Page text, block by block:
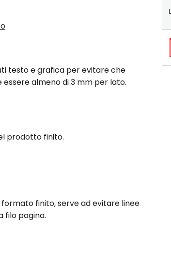
testo e grafica per evitare che
almeno di 3 mm per lato.
prodotto finito.
finito, serve ad evitare linee
filo pagina.